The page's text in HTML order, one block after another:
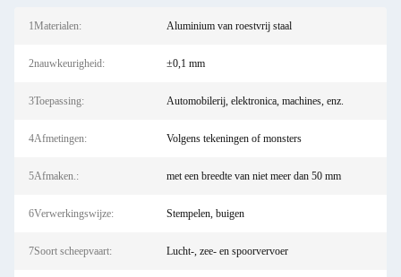
1Materialen: Aluminium van roestvrij staal
2nauwkeurigheid: ±0,1 mm
3Toepassing: Automobilerij, elektronica, machines, enz.
4Afmetingen: Volgens tekeningen of monsters
5Afmaken.: met een breedte van niet meer dan 50 mm
6Verwerkingswijze: Stempelen, buigen
7Soort scheepvaart: Lucht-, zee- en spoorvervoer